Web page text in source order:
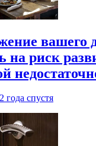
вашего
на риск
2 года спустя